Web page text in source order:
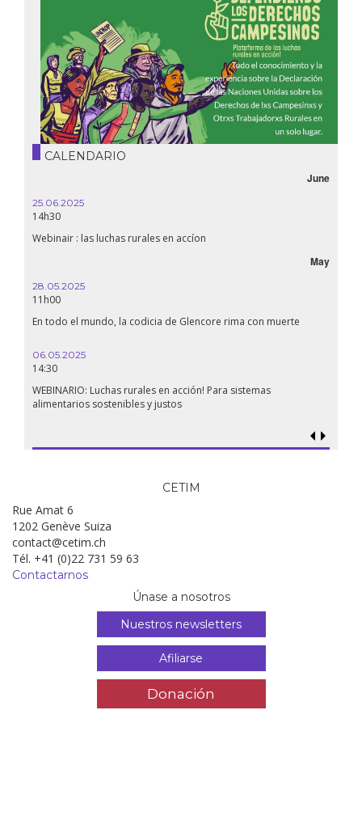
CALENDARIO
June
25.06.2025
14h30
Webinair : las luchas rurales en accíon
May
28.05.2025
11h00
En todo el mundo, la codicia de Glencore rima con muerte
06.05.2025
14:30
WEBINARIO: Luchas rurales en acción! Para sistemas
alimentarios sostenibles y justos
CETIM
Rue Amat 6
1202 Genève Suiza
contact@cetim.ch
Tél. +41 (0)22 731 59 63
Contactarnos
Únase a nosotros
Nuestros newsletters
Afiliarse
Donación